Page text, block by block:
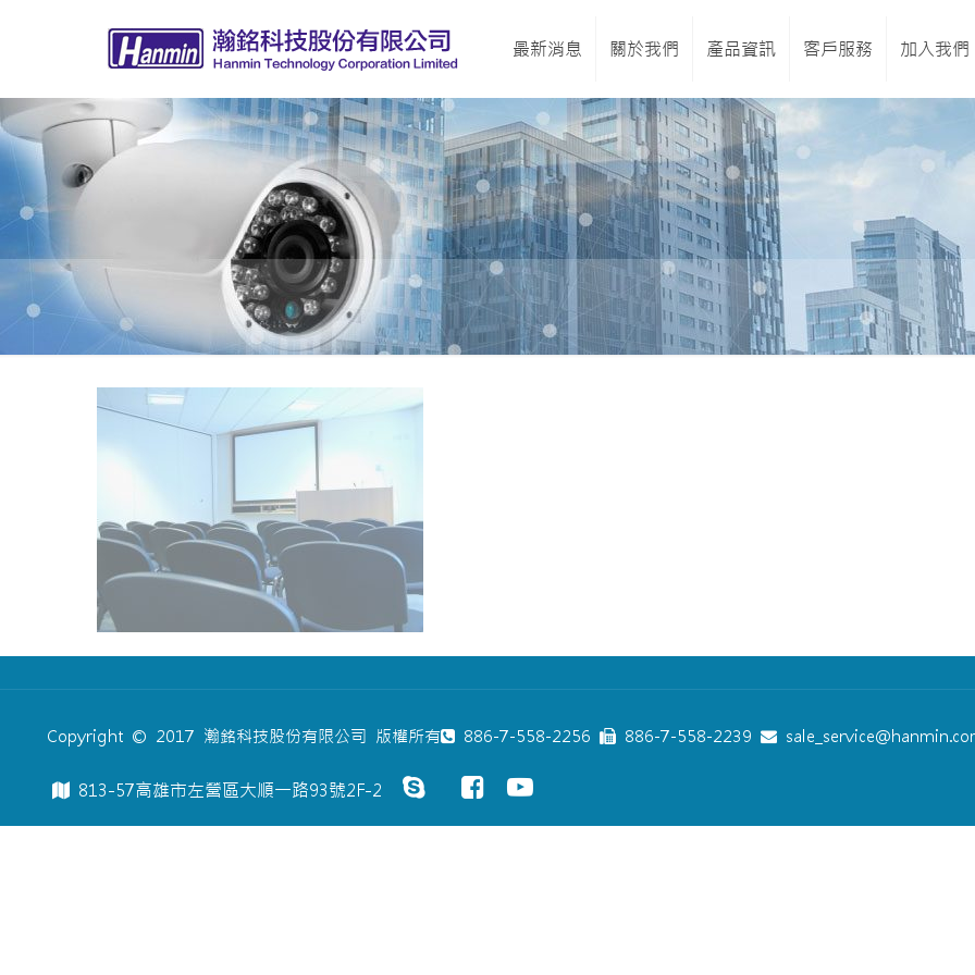
最新消息 關於我們 產品資訊 客戶服務 加入我們
Copyright © 2017 瀚銘科技股份有限公司 版權所有 886-7-558-2256 886-7-558-2239
813-57高雄市左營區大順一路93號2F-2